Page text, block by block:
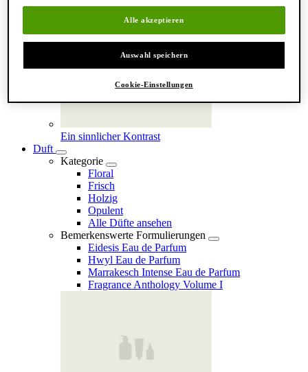
Entdecken Sie Hand & Körper
Ein sinnlicher Kontrast
Duft
Kategorie
Floral
Frisch
Holzig
Opulent
Alle Düfte ansehen
Bemerkenswerte Formulierungen
Eidesis Eau de Parfum
Hwyl Eau de Parfum
Marrakesch Intense Eau de Parfum
Fragrance Anthology Volume I
Alle akzeptieren
Auswahl speichern
Cookie-Einstellungen